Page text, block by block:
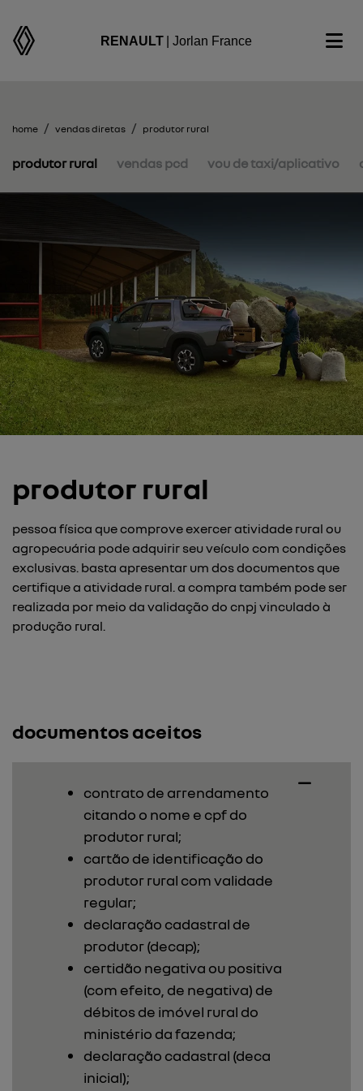
RENAULT | Jorlan France
home vendas diretas produtor rural
vendas pcd vou de taxi/aplicativo
produtor rural
produtor rural
pessoa física que comprove exercer atividade rural ou
agropecuária pode adquirir seu veículo com condições
exclusivas. basta apresentar um dos documentos que
certifique a atividade rural. a compra também pode ser
realizada por meio da validação do cnpj vinculado à
produção rural.
documentos aceitos
contrato de arrendamento
citando o nome e cpf do
produtor rural;
cartão de identificação do
produtor rural com validade
regular;
declaração cadastral de
produtor (decap);
certidão negativa ou positiva
(com efeito, de negativa) de
débitos de imóvel rural do
ministério da fazenda;
declaração cadastral (deca
inicial);